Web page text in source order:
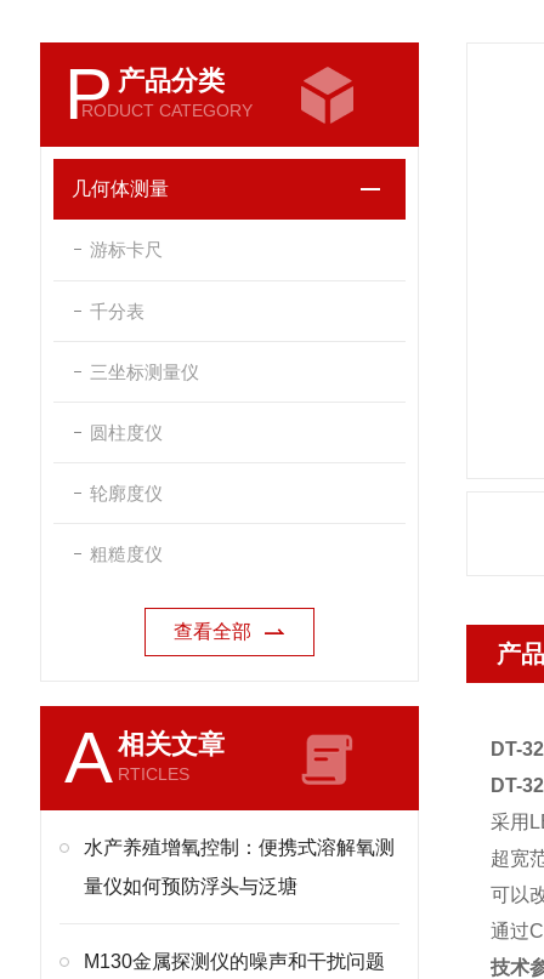
P 产品分类
RODUCT CATEGORY
几何体测量
游标卡尺
千分表
三坐标测量仪
圆柱度仪
轮廓度仪
粗糙度仪
查看全部
A相关文章
RTICLES
水产养殖增氧控制：便携式溶解氧测
量仪如何预防浮头与泛塘
M130金属探测仪的噪声和干扰问题
产
DT-
DT-
采用
超宽
可以
通过
技术